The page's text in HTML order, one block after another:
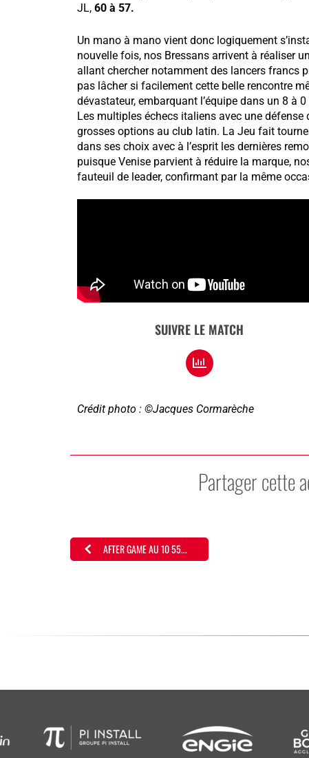
JL, 60 à 57.
Un mano à mano vient donc logiquement
nouvelle fois, nos Bressans arrivent à réaliser
allant chercher notamment des lancers francs
pas lâcher si facilement cette belle rencontre
dévastateur, embarquant l’équipe dans un 8 à 0
Les multiples échecs italiens avec une
grosses options au club latin. La Jeu fait
dans ses choix avec à l’esprit les dernières
puisque Venise parvient à réduire la marque,
fauteuil de leader, confirmant par la même
SUIVRE LE MATCH
Crédit photo : ©Jacques Cormarèche
Partager cette
AFTER GAME AU 10 55...